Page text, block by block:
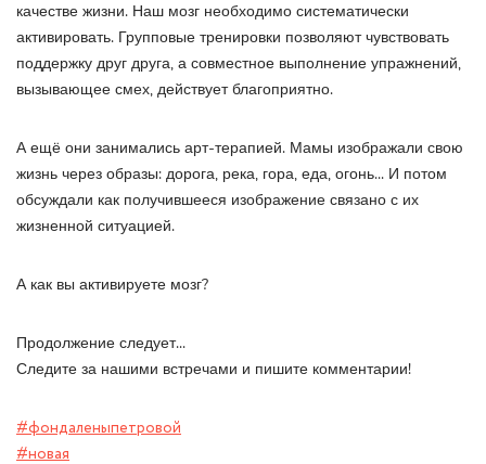
качестве жизни. Наш мозг необходимо систематически
активировать. Групповые тренировки позволяют чувствовать
поддержку друг друга, а совместное выполнение упражнений,
вызывающее смех, действует благоприятно.
А ещё они занимались арт-терапией. Мамы изображали свою
жизнь через образы: дорога, река, гора, еда, огонь... И потом
обсуждали как получившееся изображение связано с их
жизненной ситуацией.
А как вы активируете мозг?
Продолжение следует...
Следите за нашими встречами и пишите комментарии!
#фондаленыпетровой
#новая